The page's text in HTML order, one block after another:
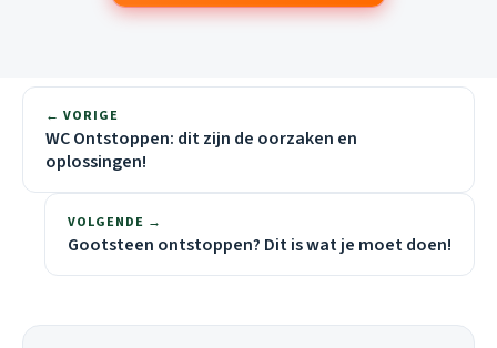
← VORIGE
WC Ontstoppen: dit zijn de oorzaken en
oplossingen!
VOLGENDE →
Gootsteen ontstoppen? Dit is wat je moet doen!